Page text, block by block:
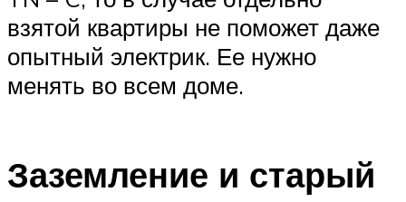
взятой квартиры не поможет даже
опытный электрик. Ее нужно
менять во всем доме.
Заземление и старый